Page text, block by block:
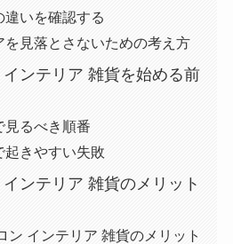
違いを確認する
を見落とさないための考え方
ンテリア 雑貨を始める前
見るべき順番
起きやすい失敗
ンテリア 雑貨のメリット
ン インテリア 雑貨のメリット